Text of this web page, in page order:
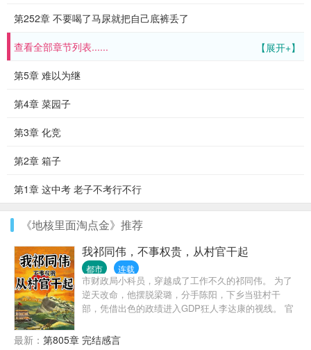
第252章 不要喝了马尿就把自己底裤丢了
【展开+】
查看全部章节列表......
第5章 难以为继
第4章 菜园子
第3章 化竞
第2章 箱子
第1章 这中考 老子不考行不行
《地核里面淘点金》推荐
我祁同伟，不事权贵，从村官干起
都市 连载
市财政局小科员，穿越成了工作不久的祁同伟。 为了
逆天改命，他摆脱梁璐，分手陈阳，下乡当驻村干
部，凭借出色的政绩进入GDP狂人李达康的视线。 官
最新： 第805章 完结感言